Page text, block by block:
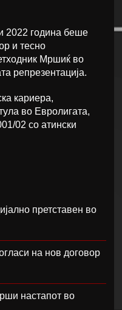
2022 година беше
и тесно
Мршиќ во
репрезентација.
кариера,
во Евролигата,
02 со атински
претставен во
на нов договор
настапот во